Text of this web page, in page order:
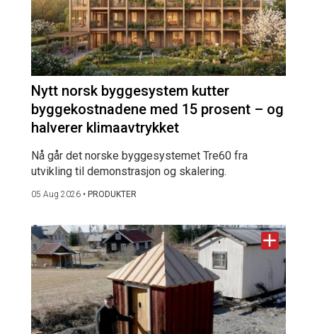
Nytt norsk byggesystem kutter
byggekostnadene med 15 prosent – og
halverer klimaavtrykket
Nå går det norske byggesystemet Tre60 fra
utvikling til demonstrasjon og skalering.
05 Aug 2026 • PRODUKTER